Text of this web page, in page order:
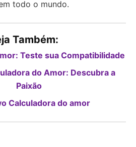
todo o mundo.
Também:
Teste sua Compatibilidade
do Amor: Descubra a
Paixão
Calculadora do amor